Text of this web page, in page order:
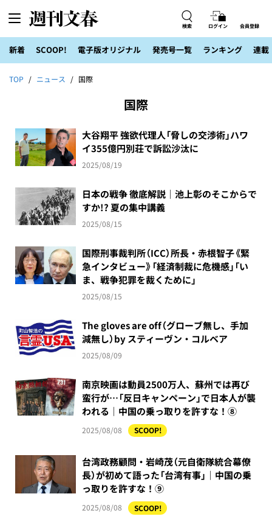
検索 ログイン 会員登録
新着 SCOOP! 電子版オリジナル 発売号一覧 ランキング 連載
TOP ニュース 国際
国際
大谷翔平 強欲代理人「脅しの交渉術」ハワ
イ355億円別荘で訴訟沙汰に
2025/08/19
日本の戦争 徹底解説｜池上彰のそこからで
すか!? 夏の集中講義
2025/08/15
国際刑事裁判所（ICC）所長・赤根智子《緊
急インタビュー》「経済制裁に危機感」「い
ま、戦争犯罪を裁くために」
2025/08/15
The gloves are off（グローブ無し、手加
減無し）by スティーヴン・コルベア
2025/08/09
南京映画は動員2500万人、蘇州では再び
蛮行が…「反日キャンペーン」で日本人が襲
われる｜中国の乗っ取りを許すな！⑧
2025/08/08 SCOOP!
台湾政務顧問・岩崎茂（元自衛隊統合幕僚
長）が初めて語った「台湾有事」｜中国の乗
っ取りを許すな！⑨
2025/08/08 SCOOP!